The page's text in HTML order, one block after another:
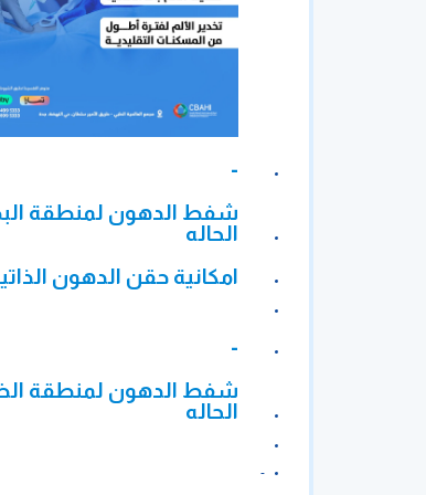
-
الحاله
امكانية حقن الدهون الذاتية لتكبير
-
الحاله
-